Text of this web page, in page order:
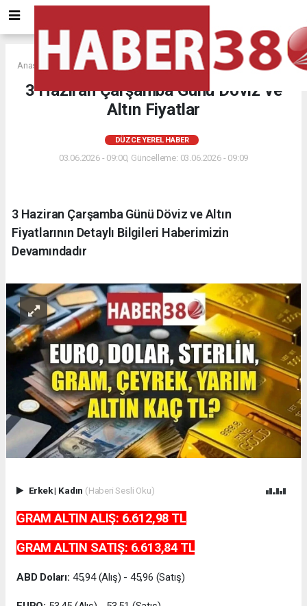
Anasayfa DÜZCE YEREL HABER
3 Haziran Çarşamba Günü Döviz ve
Altın Fiyatlar
DÜZCE YEREL HABER
03.06.2026 - 09:00, Güncelleme: 03.06.2026 - 09:09
3 Haziran Çarşamba Günü Döviz ve Altın
Fiyatlarının Detaylı Bilgileri Haberimizin
Devamındadır
Erkek| Kadın (Haberi Sesli Oku)
GRAM ALTIN ALIŞ: 6.612,98 TL
GRAM ALTIN SATIŞ: 6.613,84 TL
ABD Doları: 45,94 (Alış) - 45,96 (Satış)